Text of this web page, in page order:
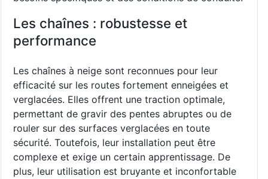
Les chaînes : robustesse et
performance
Les chaînes à neige sont reconnues pour leur
efficacité sur les routes fortement enneigées et
verglacées. Elles offrent une traction optimale,
permettant de gravir des pentes abruptes ou de
rouler sur des surfaces verglacées en toute
sécurité. Toutefois, leur installation peut être
complexe et exige un certain apprentissage. De
plus, leur utilisation est bruyante et inconfortable